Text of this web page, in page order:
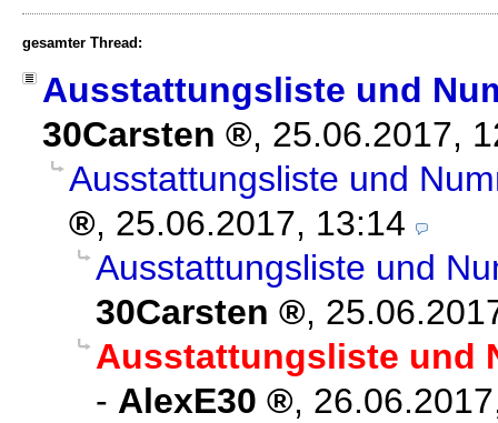
gesamter Thread:
Ausstattungsliste und
30Carsten
, 25.06.2017,
Ausstattungsliste und
, 25.06.2017, 13:14
Ausstattungsliste und
30Carsten
,
Ausstattungsliste und
- AlexE30 ,